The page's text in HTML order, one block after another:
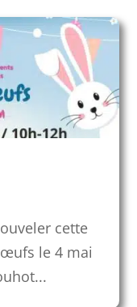
cette
le 4 mai